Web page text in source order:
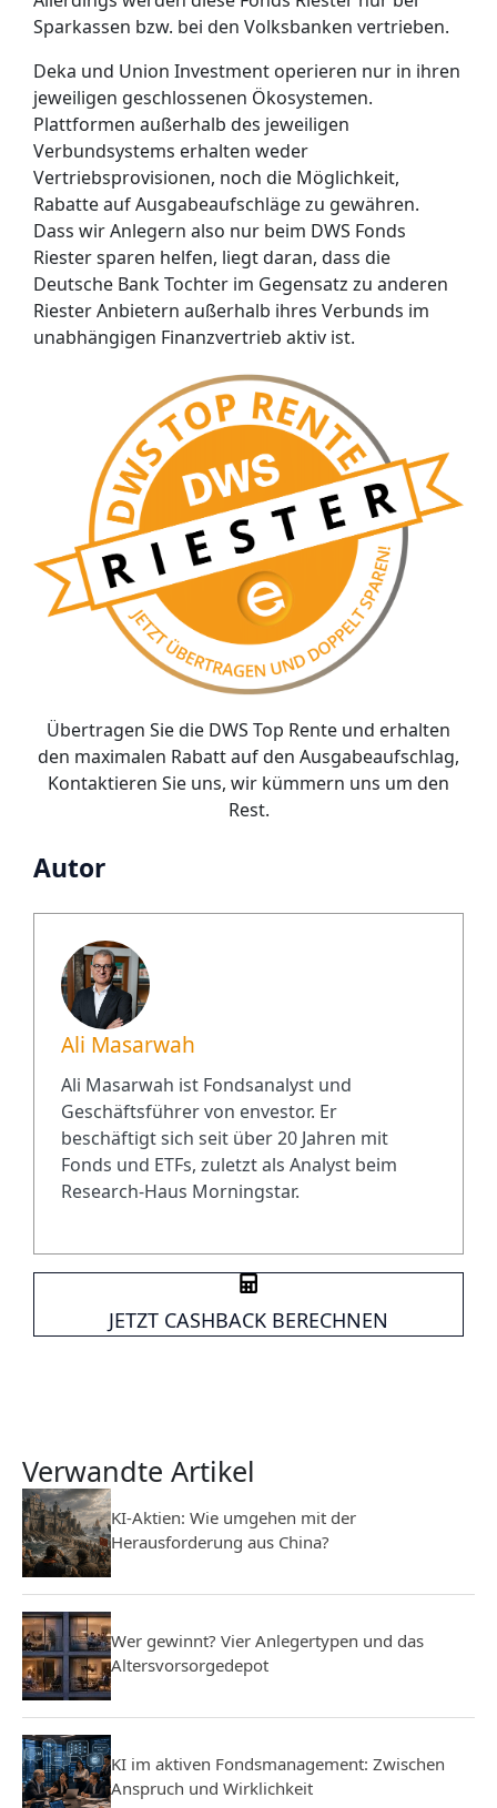
Sparkassen bzw. bei den Volksbanken vertrieben.
Deka und Union Investment operieren nur in ihren
jeweiligen geschlossenen Ökosystemen.
Plattformen außerhalb des jeweiligen
Verbundsystems erhalten weder
Vertriebsprovisionen, noch die Möglichkeit,
Rabatte auf Ausgabeaufschläge zu gewähren.
Dass wir Anlegern also nur beim DWS Fonds
Riester sparen helfen, liegt daran, dass die
Deutsche Bank Tochter im Gegensatz zu anderen
Riester Anbietern außerhalb ihres Verbunds im
unabhängigen Finanzvertrieb aktiv ist.
Übertragen Sie die DWS Top Rente und erhalten
den maximalen Rabatt auf den Ausgabeaufschlag,
Kontaktieren Sie uns, wir kümmern uns um den
Rest.
Autor
Ali Masarwah
Ali Masarwah ist Fondsanalyst und
Geschäftsführer von envestor. Er
beschäftigt sich seit über 20 Jahren mit
Fonds und ETFs, zuletzt als Analyst beim
Research-Haus Morningstar.
JETZT CASHBACK BERECHNEN
Verwandte Artikel
KI-Aktien: Wie umgehen mit der
Herausforderung aus China?
Wer gewinnt? Vier Anlegertypen und das
Altersvorsorgedepot
KI im aktiven Fondsmanagement: Zwischen
Anspruch und Wirklichkeit